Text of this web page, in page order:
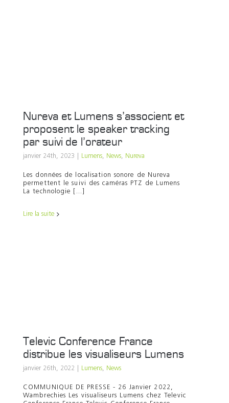
Nureva et Lumens s’associent et
proposent le speaker tracking
par suivi de l’orateur
janvier 24th, 2023 Lumens, News, Nureva
Les données de localisation sonore de Nureva
permettent le suivi des caméras PTZ de Lumens
La technologie [...]
Lire la suite
Televic Conference France
distribue les visualiseurs Lumens
janvier 26th, 2022 Lumens, News
COMMUNIQUE DE PRESSE - 26 Janvier 2022,
Wambrechies Les visualiseurs Lumens chez Televic